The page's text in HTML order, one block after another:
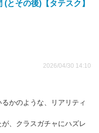
とその後)【タテスク】
2026/04/30 14:10
かのような、リアリティ
、クラスガチャにハズレ